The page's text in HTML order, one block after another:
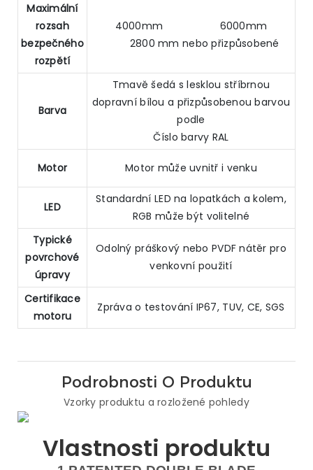
Maximální
rozsah
bezpečného
rozpětí
4000mm 6000mm
2800 mm nebo přizpůsobené
Barva
Tmavě šedá s lesklou stříbrnou
dopravní bílou a přizpůsobenou barvou
podle
Číslo barvy RAL
Motor Motor může uvnitř i venku
LED
Standardní LED na lopatkách a kolem,
RGB může být volitelné
Typické
povrchové
úpravy
Odolný práškový nebo PVDF nátěr pro
venkovní použití
Certifikace
motoru
Zpráva o testování IP67, TUV, CE, SGS
Podrobnosti O Produktu
Vzorky produktu a rozložené pohledy
Vlastnosti produktu